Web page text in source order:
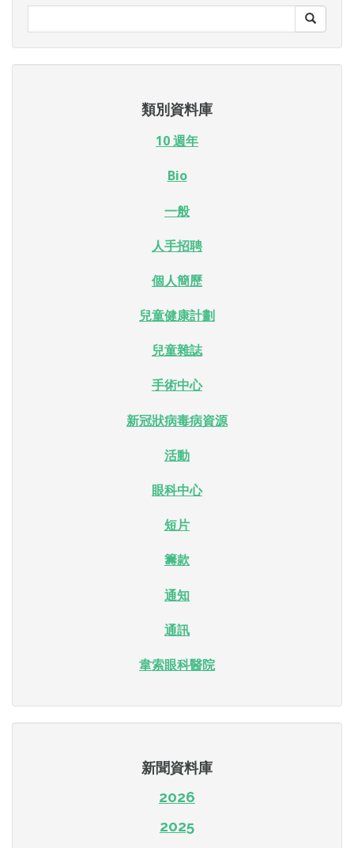
類別資料庫
10 週年
Bio
一般
人手招聘
個人簡歷
兒童健康計劃
兒童雜誌
手術中心
新冠狀病毒病資源
活動
眼科中心
短片
籌款
通知
通訊
韋索眼科醫院
新聞資料庫
2026
2025